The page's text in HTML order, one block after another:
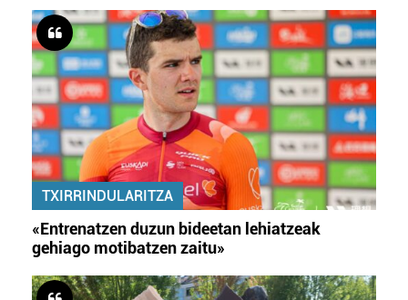
TXIRRINDULARITZA
«Entrenatzen duzun bideetan lehiatzeak
gehiago motibatzen zaitu»